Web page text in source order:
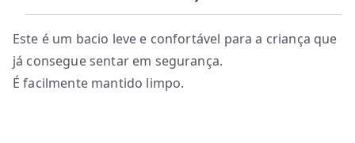
Este é um bacio leve e confortável para a criança que
já consegue sentar em segurança.
É facilmente mantido limpo.